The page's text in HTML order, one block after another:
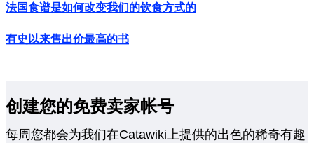
法国食谱是如何改变我们的饮食方式的
有史以来售出价最高的书
创建您的免费卖家帐号
每周您都会为我们在Catawiki上提供的出色的稀奇有趣